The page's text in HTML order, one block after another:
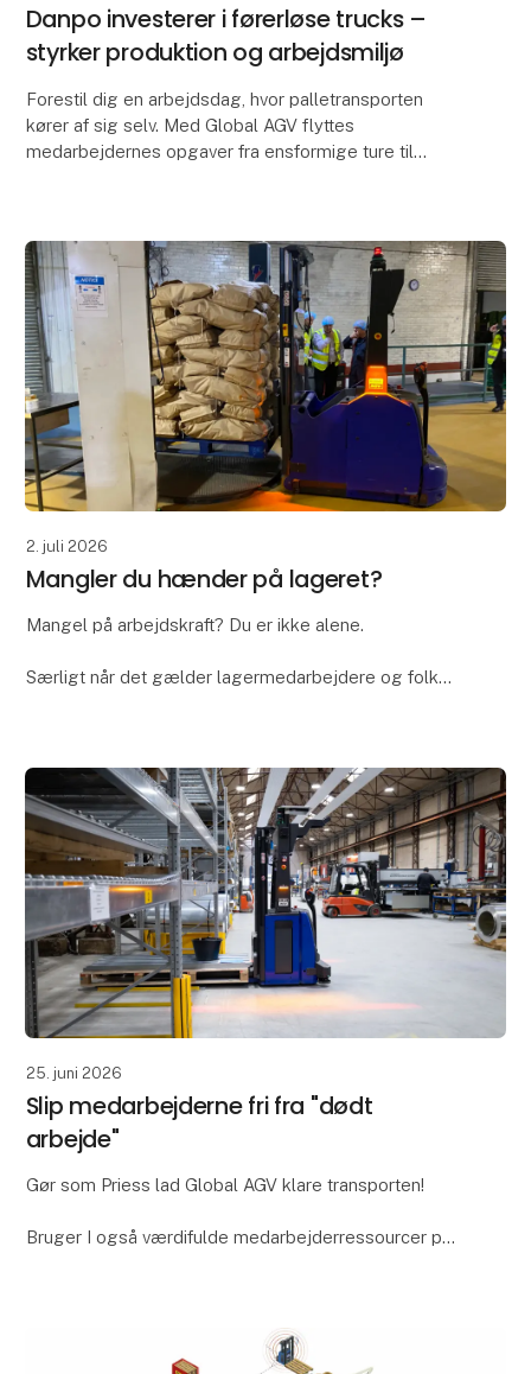
Danpo investerer i førerløse trucks –
styrker produktion og arbejdsmiljø
Forestil dig en arbejdsdag, hvor palletransporten
kører af sig selv. Med Global AGV flyttes
medarbejdernes opgaver fra ensformige ture til
2. juli 2026
Mangler du hænder på lageret?
Mangel på arbejdskraft? Du er ikke alene.
Særligt når det gælder lagermedarbejdere og folk
25. juni 2026
Slip medarbejderne fri fra "dødt
arbejde"
Gør som Priess lad Global AGV klare transporten!
Bruger I også værdifulde medarbejderressourcer på